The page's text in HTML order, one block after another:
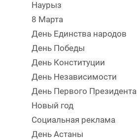
Наурыз
8 Марта
День Единства народов
День Победы
День Конституции
День Независимости
День Первого Президента
Новый год
Социальная реклама
День Астаны